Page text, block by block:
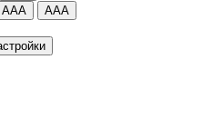
ААА ААА
дополнительные настройки